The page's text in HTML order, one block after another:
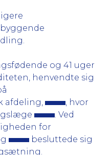
og 41 uger
henvendte sig
afdeling,
, hvor
. Ved
for
besluttede sig